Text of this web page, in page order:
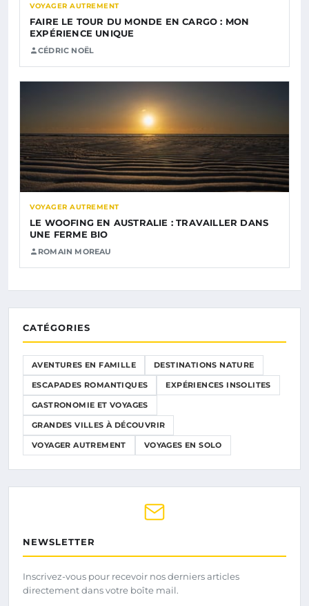
VOYAGER AUTREMENT
FAIRE LE TOUR DU MONDE EN CARGO : MON
EXPÉRIENCE UNIQUE
CÉDRIC NOËL
VOYAGER AUTREMENT
LE WOOFING EN AUSTRALIE : TRAVAILLER DANS
UNE FERME BIO
ROMAIN MOREAU
CATÉGORIES
AVENTURES EN FAMILLE DESTINATIONS NATURE
ESCAPADES ROMANTIQUES EXPÉRIENCES INSOLITES
GASTRONOMIE ET VOYAGES
GRANDES VILLES À DÉCOUVRIR
VOYAGER AUTREMENT VOYAGES EN SOLO
NEWSLETTER
Inscrivez-vous pour recevoir nos derniers articles
directement dans votre boîte mail.